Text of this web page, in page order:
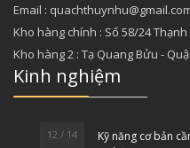
Email :
Kho hàng chính : Số 58/24
Kho hàng 2 : Tạ Quang Bửu -
Kinh nghiệm
12 / 14
Kỹ năng cơ bản